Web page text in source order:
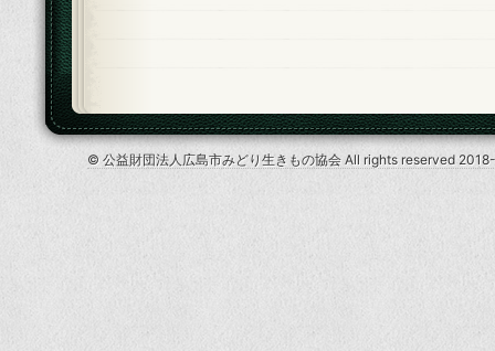
© 公益財団法人広島市みどり生きもの協会 All rights reserved 2018-